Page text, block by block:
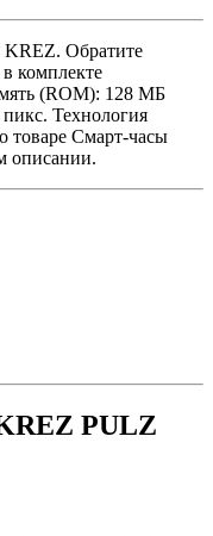
Обратите
комплекте
(ROM): 128 МБ
Технология
товаре Смарт-часы
описании.
PULZ